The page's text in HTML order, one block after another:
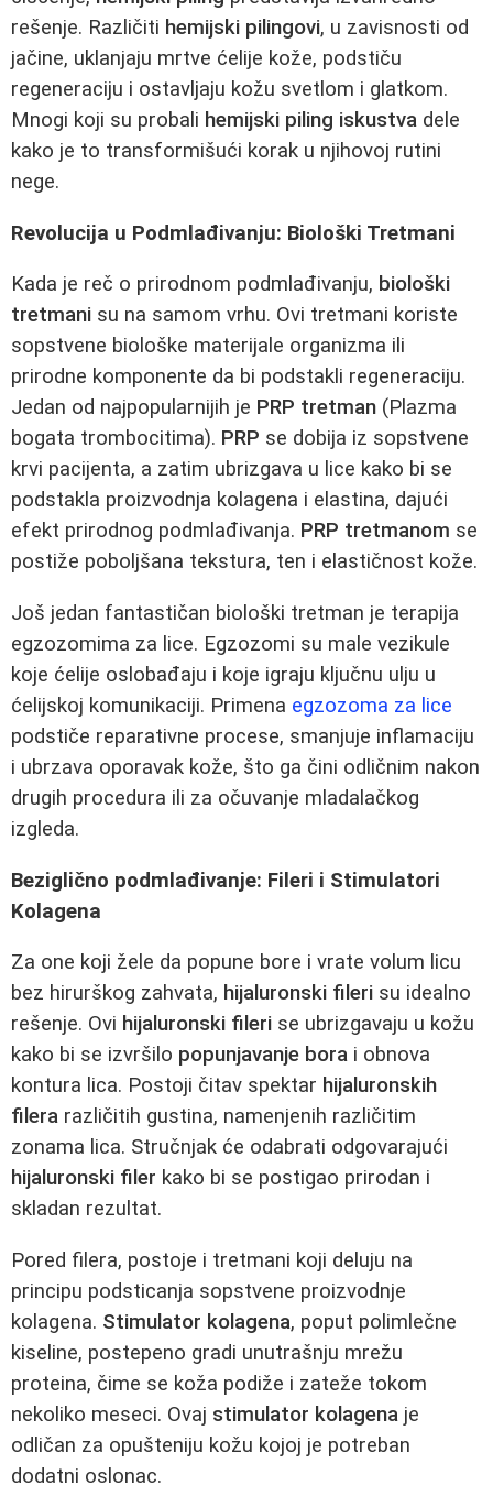
rešenje. Različiti hemijski pilingovi, u zavisnosti od
jačine, uklanjaju mrtve ćelije kože, podstiču
regeneraciju i ostavljaju kožu svetlom i glatkom.
Mnogi koji su probali hemijski piling iskustva dele
kako je to transformišući korak u njihovoj rutini
nege.
Revolucija u Podmlađivanju: Biološki Tretmani
Kada je reč o prirodnom podmlađivanju, biološki
tretmani su na samom vrhu. Ovi tretmani koriste
sopstvene biološke materijale organizma ili
prirodne komponente da bi podstakli regeneraciju.
Jedan od najpopularnijih je PRP tretman (Plazma
bogata trombocitima). PRP se dobija iz sopstvene
krvi pacijenta, a zatim ubrizgava u lice kako bi se
podstakla proizvodnja kolagena i elastina, dajući
efekt prirodnog podmlađivanja. PRP tretmanom se
postiže poboljšana tekstura, ten i elastičnost kože.
Još jedan fantastičan biološki tretman je terapija
egzozomima za lice. Egzozomi su male vezikule
koje ćelije oslobađaju i koje igraju ključnu ulju u
ćelijskoj komunikaciji. Primena egzozoma za lice
podstiče reparativne procese, smanjuje inflamaciju
i ubrzava oporavak kože, što ga čini odličnim nakon
drugih procedura ili za očuvanje mladalačkog
izgleda.
Beziglično podmlađivanje: Fileri i Stimulatori
Kolagena
Za one koji žele da popune bore i vrate volum licu
bez hirurškog zahvata, hijaluronski fileri su idealno
rešenje. Ovi hijaluronski fileri se ubrizgavaju u kožu
kako bi se izvršilo popunjavanje bora i obnova
kontura lica. Postoji čitav spektar hijaluronskih
filera različitih gustina, namenjenih različitim
zonama lica. Stručnjak će odabrati odgovarajući
hijaluronski filer kako bi se postigao prirodan i
skladan rezultat.
Pored filera, postoje i tretmani koji deluju na
principu podsticanja sopstvene proizvodnje
kolagena. Stimulator kolagena, poput polimlečne
kiseline, postepeno gradi unutrašnju mrežu
proteina, čime se koža podiže i zateže tokom
nekoliko meseci. Ovaj stimulator kolagena je
odličan za opušteniju kožu kojoj je potreban
dodatni oslonac.